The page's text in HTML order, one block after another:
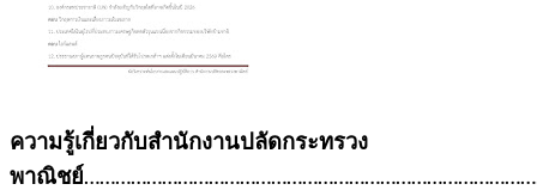
ความรู้เกี่ยวกับสำนักงานปลัดกระทรวง
พาณิชย์